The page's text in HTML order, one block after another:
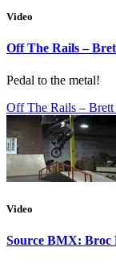
Video
Off The Rails –
Pedal to the metal!
Off The Rails –
Video
Source BMX: Broc